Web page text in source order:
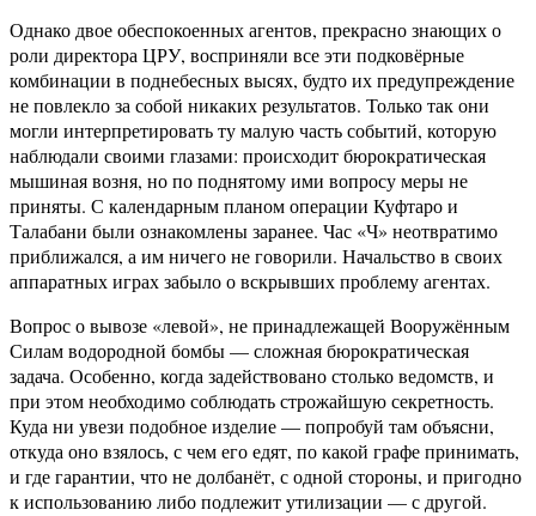
Однако двое обеспокоенных агентов, прекрасно знающих о
роли директора ЦРУ, восприняли все эти подковёрные
комбинации в поднебесных высях, будто их предупреждение
не повлекло за собой никаких результатов. Только так они
могли интерпретировать ту малую часть событий, которую
наблюдали своими глазами: происходит бюрократическая
мышиная возня, но по поднятому ими вопросу меры не
приняты. С календарным планом операции Куфтаро и
Талабани были ознакомлены заранее. Час «Ч» неотвратимо
приближался, а им ничего не говорили. Начальство в своих
аппаратных играх забыло о вскрывших проблему агентах.
Вопрос о вывозе «левой», не принадлежащей Вооружённым
Силам водородной бомбы — сложная бюрократическая
задача. Особенно, когда задействовано столько ведомств, и
при этом необходимо соблюдать строжайшую секретность.
Куда ни увези подобное изделие — попробуй там объясни,
откуда оно взялось, с чем его едят, по какой графе принимать,
и где гарантии, что не долбанёт, с одной стороны, и пригодно
к использованию либо подлежит утилизации — с другой.